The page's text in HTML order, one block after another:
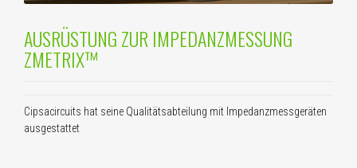
AUSRÜSTUNG ZUR IMPEDANZMESSUNG
ZMETRIX™
Cipsacircuits hat seine Qualitätsabteilung mit Impedanzmessgeräten
ausgestattet